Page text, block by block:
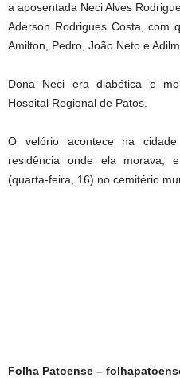
a aposentada Neci Alves
Aderson Rodrigues Costa, com
Amilton, Pedro, João Neto e
Dona Neci era diabética e
Hospital Regional de Patos.
O velório acontece na
residência onde ela morava,
(quarta-feira, 16) no cemitério
Folha Patoense –